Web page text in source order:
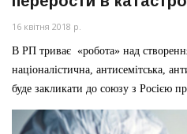
16 квітня 2018 р.
В РП триває «робота» над
націоналістична, антисемітська,
буде закликати до союзу з Росією